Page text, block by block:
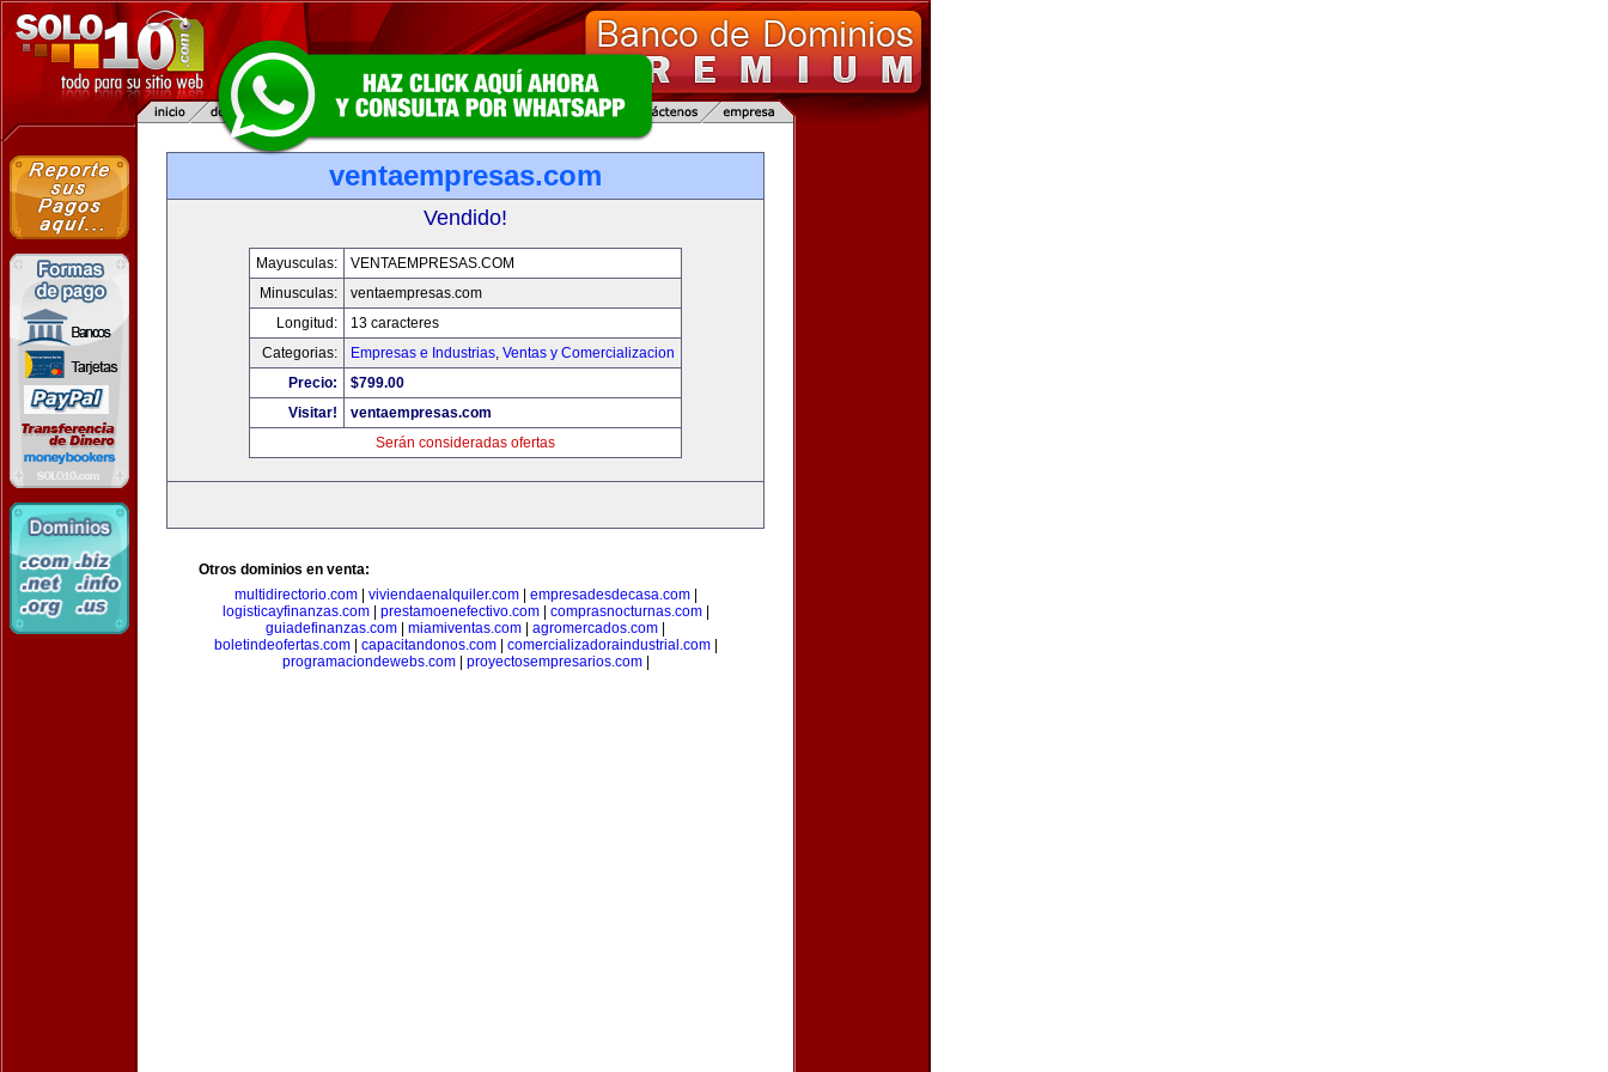
ventaempresas.com
Vendido!
Mayusculas:
VENTAEMPRESAS.COM
Minusculas:
ventaempresas.com
Longitud:
13 caracteres
Categorias:
Empresas e Industrias, Ventas y Comercializacion
Precio:
$799.00
Visitar!
ventaempresas.com
Serán consideradas ofertas
Otros dominios en venta:
multidirectorio.com| viviendaenalquiler.com| empresadesdecasa.com|
logisticayfinanzas.com| prestamoenefectivo.com| comprasnocturnas.com|
guiadefinanzas.com
miamiventas.com agromercados.com
boletindeofertas.com| capacitandonos.com| comercializadoraindustrial.com|
programaciondewebs.com| proyectosempresarios.com|